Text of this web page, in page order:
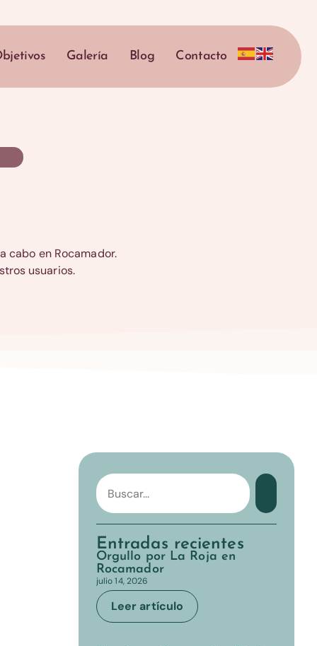
Galería Blog Contacto
cabo en Rocamador.
usuarios.
Entradas recientes
Orgullo por La Roja en
Rocamador
julio 14, 2026
Leer artículo